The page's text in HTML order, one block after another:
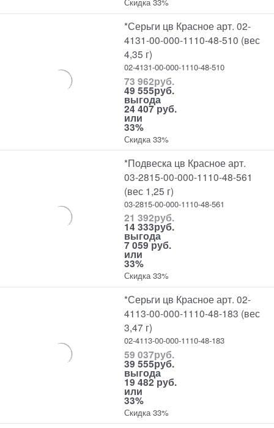
*Серьги цв Красное арт. 02-
4131-00-000-1110-48-510 (вес
4,35 г)
02-4131-00-000-1110-48-510
73 962руб.
49 555руб.
выгода
24 407 руб.
или
33%
Скидка 33%
*Подвеска цв Красное арт.
03-2815-00-000-1110-48-561
(вес 1,25 г)
03-2815-00-000-1110-48-561
21 392руб.
14 333руб.
выгода
7 059 руб.
или
33%
Скидка 33%
*Серьги цв Красное арт. 02-
4113-00-000-1110-48-183 (вес
3,47 г)
02-4113-00-000-1110-48-183
59 037руб.
39 555руб.
выгода
19 482 руб.
или
33%
Скидка 33%